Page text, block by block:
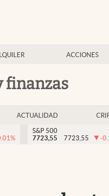
ACCIONES
finanzas
ACTUALIDAD
%
S&P 500
7723,55
7723,55 -